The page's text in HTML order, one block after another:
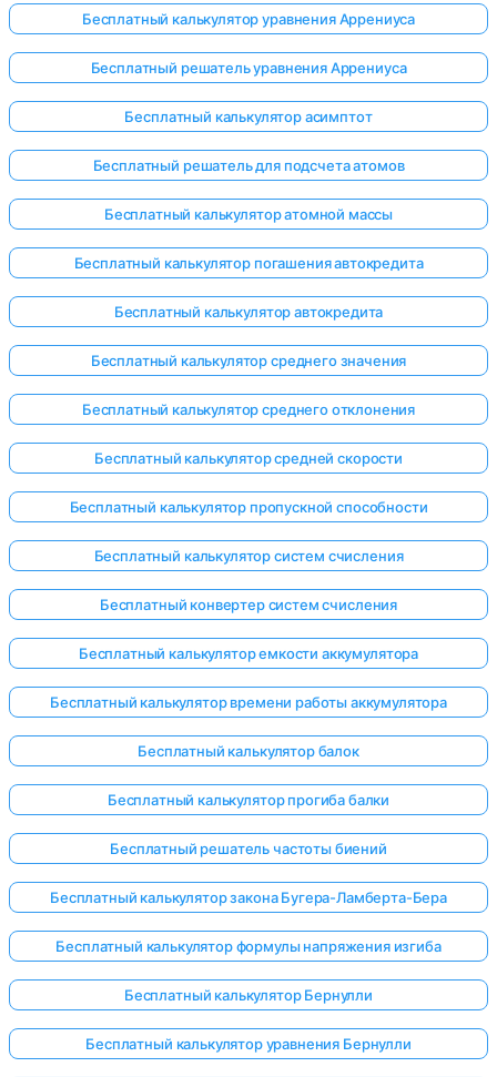
нет
Бесплатный калькулятор уравнения Аррениуса
Бесплатный решатель уравнения Аррениуса
Бесплатный калькулятор асимптот
Бесплатный решатель для подсчета атомов
Бесплатный калькулятор атомной массы
Бесплатный калькулятор погашения автокредита
Бесплатный калькулятор автокредита
Бесплатный калькулятор среднего значения
Бесплатный калькулятор среднего отклонения
Бесплатный калькулятор средней скорости
Бесплатный калькулятор пропускной способности
Бесплатный калькулятор систем счисления
Бесплатный конвертер систем счисления
Бесплатный калькулятор емкости аккумулятора
Бесплатный калькулятор времени работы аккумулятора
Бесплатный калькулятор балок
Бесплатный калькулятор прогиба балки
Бесплатный решатель частоты биений
Бесплатный калькулятор закона Бугера-Ламберта-Бера
Бесплатный калькулятор формулы напряжения изгиба
Бесплатный калькулятор Бернулли
Бесплатный калькулятор уравнения Бернулли